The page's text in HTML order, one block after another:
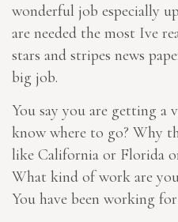
wonderful job especially
are needed the most Ive
stars and stripes news
big job.
You say you are getting a
know where to go? Why
like California or Florida
What kind of work are
You have been working